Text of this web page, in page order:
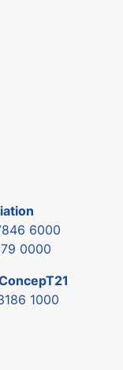
6000
0000
1000